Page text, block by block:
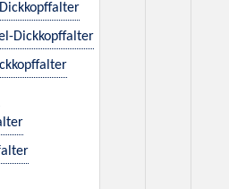
Dickkopffalter